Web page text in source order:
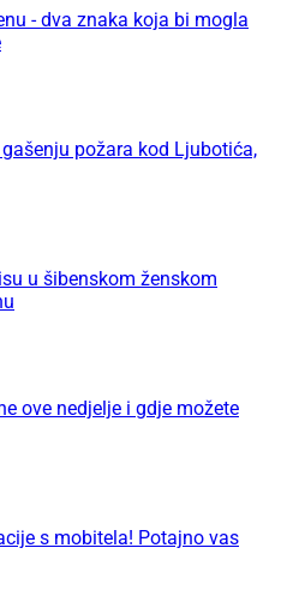
- dva znaka koja bi mogla
požara kod Ljubotića,
u šibenskom ženskom
ove nedjelje i gdje možete
s mobitela! Potajno vas